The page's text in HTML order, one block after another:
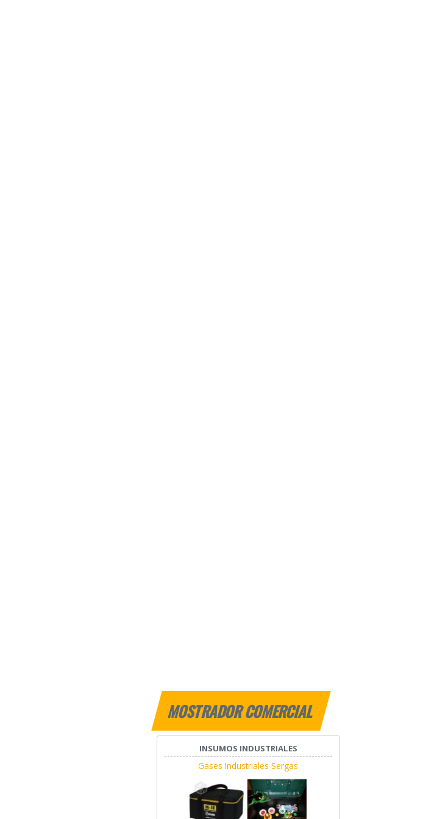
MOSTRADOR COMERCIAL
INSUMOS INDUSTRIALES
Gases Industriales Sergas